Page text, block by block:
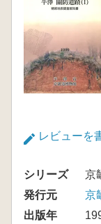
レビューを
シリーズ
京
発行元
京
出版年